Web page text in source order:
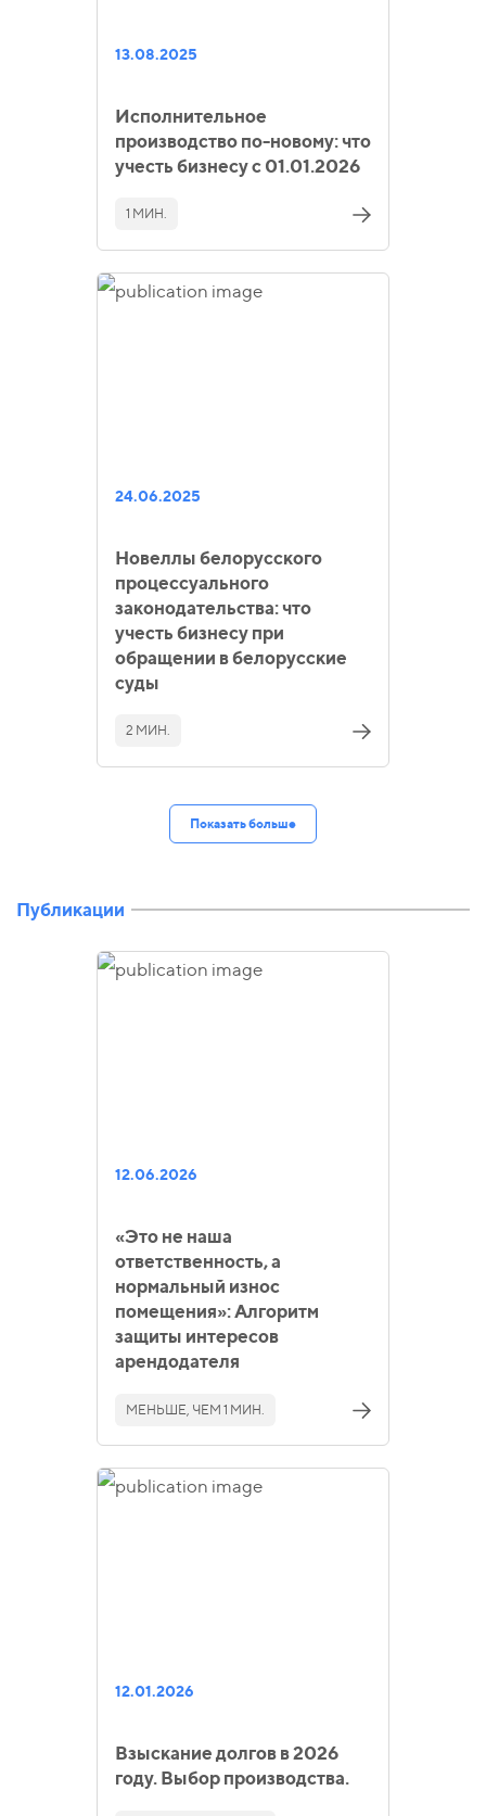
13.08.2025
Исполнительное
производство по-новому: что
учесть бизнесу с 01.01.2026
1 МИН.
24.06.2025
Новеллы белорусского
процессуального
законодательства: что
учесть бизнесу при
обращении в белорусские
суды
2 МИН.
Показать больше
Публикации
12.06.2026
«Это не наша
ответственность, а
нормальный износ
помещения»: Алгоритм
защиты интересов
арендодателя
МЕНЬШЕ, ЧЕМ 1 МИН.
12.01.2026
Взыскание долгов в 2026
году. Выбор производства.